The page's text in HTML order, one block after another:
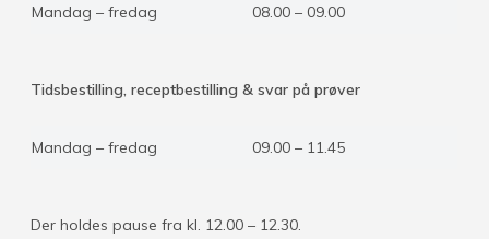
Mandag – fredag 08.00 – 09.00
Tidsbestilling, receptbestilling & svar på prøver
Mandag – fredag 09.00 – 11.45
Der holdes pause fra kl. 12.00 – 12.30.